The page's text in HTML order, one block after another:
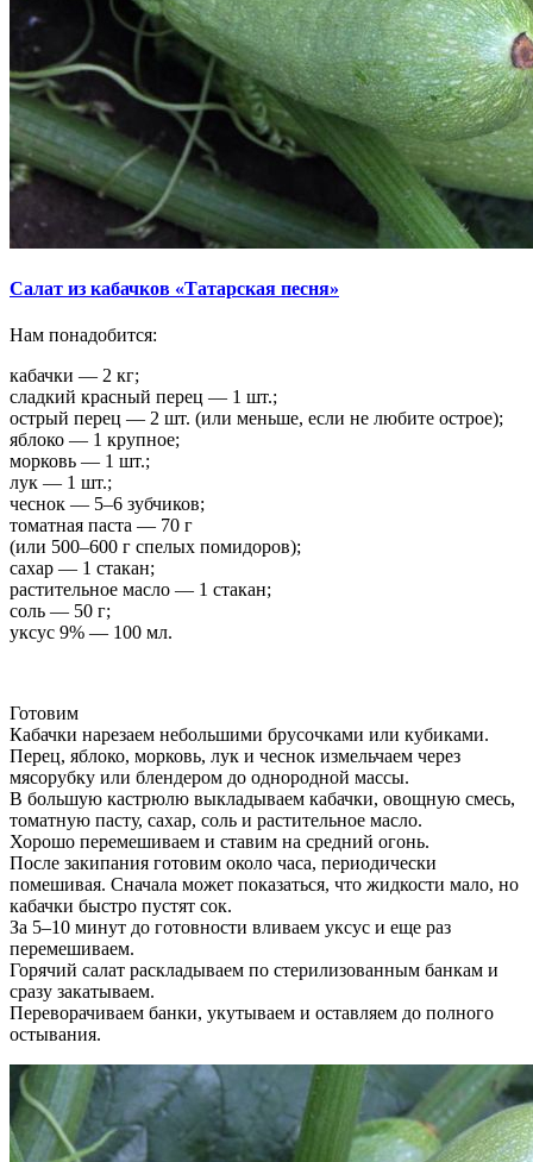
Салат из кабачков «Татарская песня»
Нам понадобится:
кабачки — 2 кг;
сладкий красный перец — 1 шт.;
острый перец — 2 шт. (или меньше, если не любите острое);
яблоко — 1 крупное;
морковь — 1 шт.;
лук — 1 шт.;
чеснок — 5–6 зубчиков;
томатная паста — 70 г
(или 500–600 г спелых помидоров);
сахар — 1 стакан;
растительное масло — 1 стакан;
соль — 50 г;
уксус 9% — 100 мл.
Готовим
Кабачки нарезаем небольшими брусочками или кубиками.
Перец, яблоко, морковь, лук и чеснок измельчаем через
мясорубку или блендером до однородной массы.
В большую кастрюлю выкладываем кабачки, овощную смесь,
томатную пасту, сахар, соль и растительное масло.
Хорошо перемешиваем и ставим на средний огонь.
После закипания готовим около часа, периодически
помешивая. Сначала может показаться, что жидкости мало, но
кабачки быстро пустят сок.
За 5–10 минут до готовности вливаем уксус и еще раз
перемешиваем.
Горячий салат раскладываем по стерилизованным банкам и
сразу закатываем.
Переворачиваем банки, укутываем и оставляем до полного
остывания.